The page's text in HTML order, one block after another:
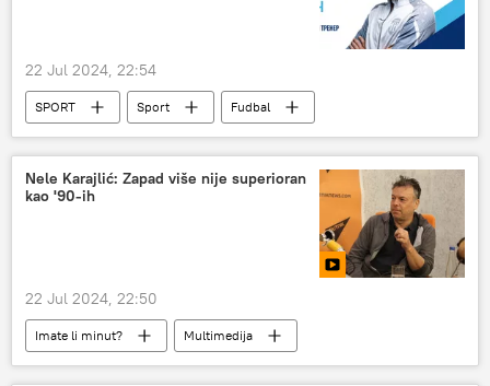
22 Jul 2024, 22:54
SPORT Sport Fudbal
Nele Karajlić: Zapad više nije superioran
kao '90-ih
22 Jul 2024, 22:50
Imate li minut? Multimedija